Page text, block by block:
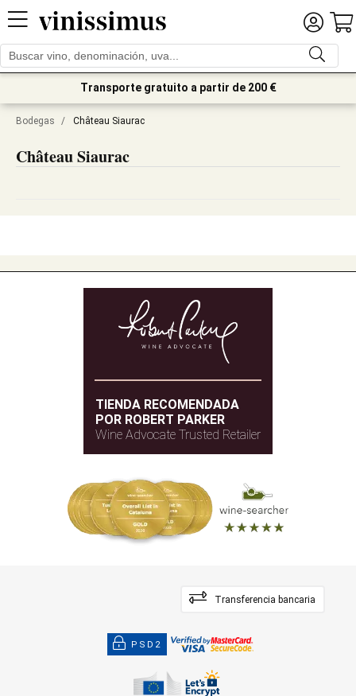
Transporte gratuito a partir de 200 €
Bodegas / Château Siaurac
Château Siaurac
TIENDA RECOMENDADA
POR ROBERT PARKER
Wine Advocate Trusted Retailer
Transferencia bancaria
PSD2